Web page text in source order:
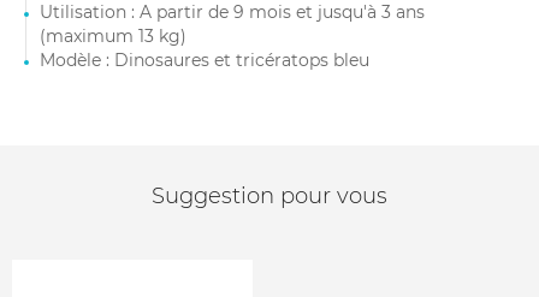
Utilisation : A partir de 9 mois et jusqu'à 3 ans
(maximum 13 kg)
Modèle : Dinosaures et tricératops bleu
Suggestion pour vous